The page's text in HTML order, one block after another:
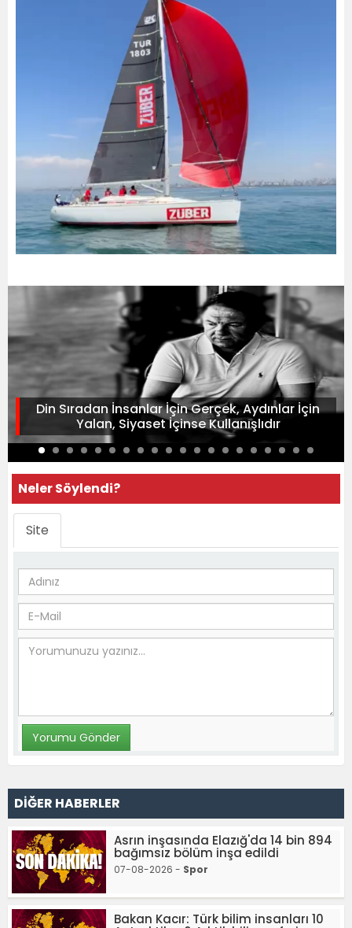
Din Sıradan İnsanlar İçin Gerçek, Aydınlar İçin
Yalan, Siyaset İçinse Kullanışlıdır
Neler Söylendi?
Site
DİĞER HABERLER
Asrın inşasında Elazığ'da 14 bin 894
bağımsız bölüm inşa edildi
07-08-2026 - Spor
Bakan Kacır: Türk bilim insanları 10